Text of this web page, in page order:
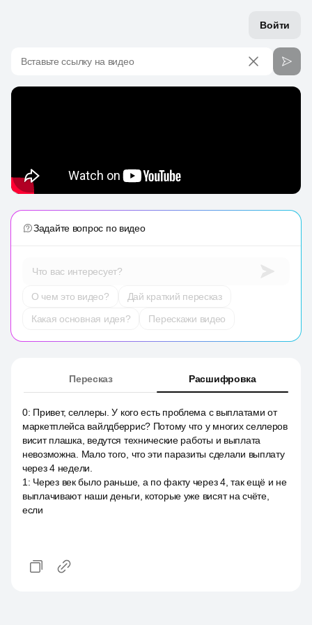
Войти
Вставьте ссылку на видео
Задайте вопрос по видео
Что вас интересует?
О чем это видео?
Дай краткий пересказ
Какая основная идея?
Перескажи видео
Пересказ Расшифровка
0: Привет, селлеры. У кого есть проблема с выплатами от
маркетплейса вайлдберрис? Потому что у многих селлеров
висит плашка, ведутся технические работы и выплата
невозможна. Мало того, что эти паразиты сделали выплату
через 4 недели.
1 : Через век было раньше, а по факту через 4, так ещё и не
выплачивают наши деньги, которые уже висят на счёте,
если